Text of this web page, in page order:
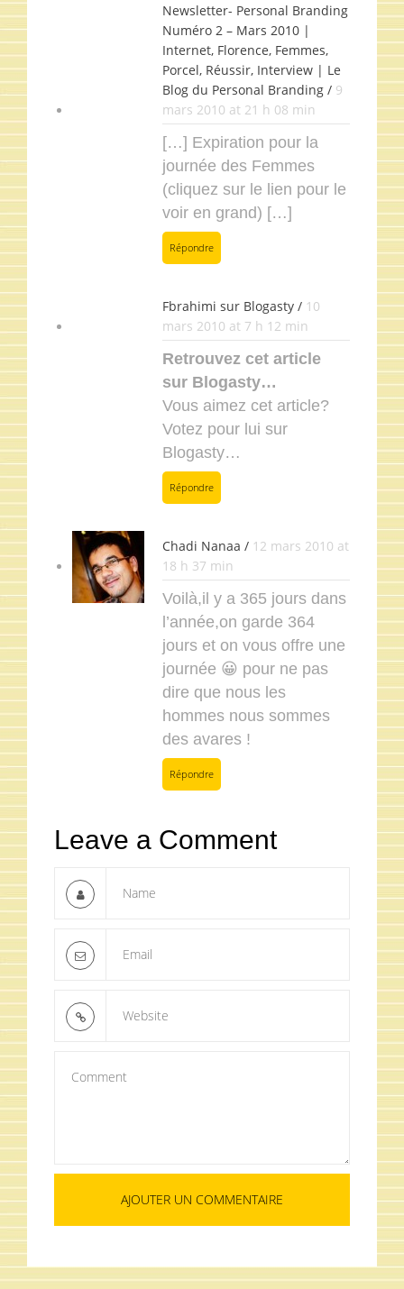
Newsletter- Personal Branding
Numéro 2 – Mars 2010 |
Internet, Florence, Femmes,
Porcel, Réussir, Interview | Le
Blog du Personal Branding / 9
mars 2010 at 21 h 08 min
[…] Expiration pour la
journée des Femmes
(cliquez sur le lien pour le
voir en grand) […]
Répondre
Fbrahimi sur Blogasty / 10
mars 2010 at 7 h 12 min
Retrouvez cet article
sur Blogasty…
Vous aimez cet article?
Votez pour lui sur
Blogasty…
Répondre
Chadi Nanaa / 12 mars 2010 at
18 h 37 min
Voilà,il y a 365 jours dans
l’année,on garde 364
jours et on vous offre une
journée 😀 pour ne pas
dire que nous les
hommes nous sommes
des avares !
Répondre
Leave a Comment